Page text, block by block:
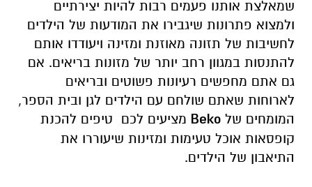
שמאלצת אותנו פעמים רבות להיות יצירתיים
ולמצוא פתרונות שיגבירו את המודעות של הילדים
לחשיבות של תזונה מאוזנת ומזינה ויעודדו אותם
להתנסות במגוון רחב יותר של מזונות בריאים. אם
גם אתם מחפשים רעיונות פשוטים ובריאים
לארוחות שאתם שולחם עם הילדים לגן ובית הספר,
המומחים של Beko מציעים לכם טיפים להכנת
קופסאות אוכל טעימות ומזינות שיעוררו את
התיאבון של הילדים.